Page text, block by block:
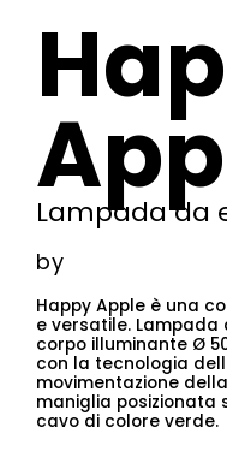
Lampada da
by
Happy Apple è una
e versatile.
corpo illuminante Ø
con la tecnologia
movimentazione
maniglia posizionata
cavo di colore verde.